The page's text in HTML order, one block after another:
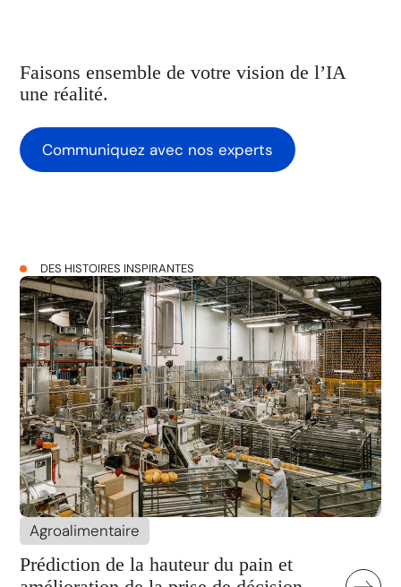
Faisons ensemble de votre vision de l’IA
une réalité.
Communiquez avec nos experts
DES HISTOIRES INSPIRANTES
Agroalimentaire
Prédiction de la hauteur du pain et